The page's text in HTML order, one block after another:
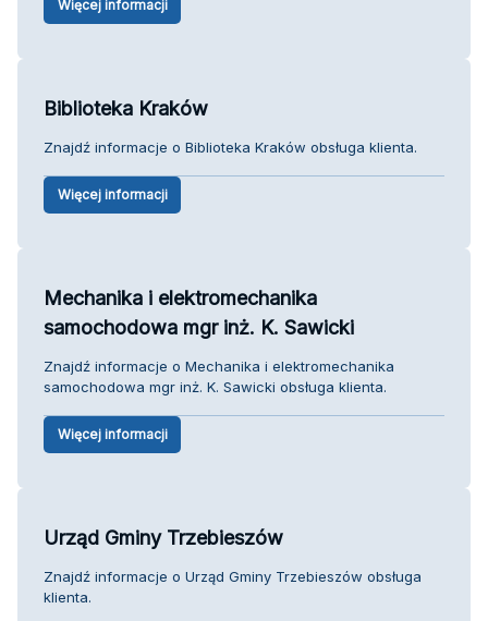
Więcej informacji
Biblioteka Kraków
Znajdź informacje o Biblioteka Kraków obsługa klienta.
Więcej informacji
Mechanika i elektromechanika
samochodowa mgr inż. K. Sawicki
Znajdź informacje o Mechanika i elektromechanika
samochodowa mgr inż. K. Sawicki obsługa klienta.
Więcej informacji
Urząd Gminy Trzebieszów
Znajdź informacje o Urząd Gminy Trzebieszów obsługa
klienta.